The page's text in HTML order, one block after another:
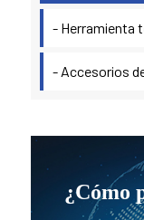
- Herramienta
- Accesorios
¿Cómo